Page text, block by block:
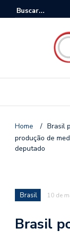
Home / Brasil
produção de
deputado
Brasil 10 de
Brasil